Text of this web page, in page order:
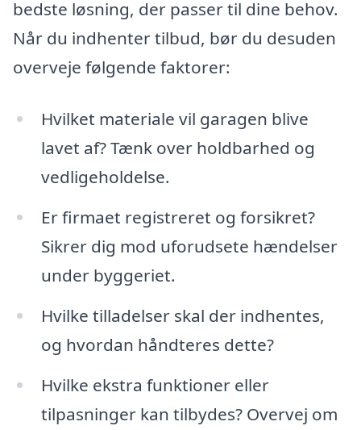
bedste løsning, der passer til dine behov.
Når du indhenter tilbud, bør du desuden
overveje følgende faktorer:
Hvilket materiale vil garagen blive
lavet af? Tænk over holdbarhed og
vedligeholdelse.
Er firmaet registreret og forsikret?
Sikrer dig mod uforudsete hændelser
under byggeriet.
Hvilke tilladelser skal der indhentes,
og hvordan håndteres dette?
Hvilke ekstra funktioner eller
tilpasninger kan tilbydes? Overvej om